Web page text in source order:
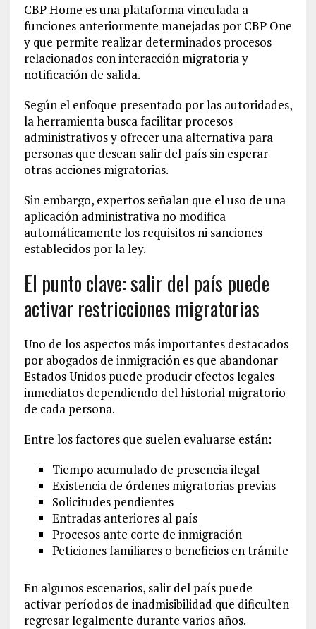
CBP Home es una plataforma vinculada a
funciones anteriormente manejadas por CBP One
y que permite realizar determinados procesos
relacionados con interacción migratoria y
notificación de salida.
Según el enfoque presentado por las autoridades,
la herramienta busca facilitar procesos
administrativos y ofrecer una alternativa para
personas que desean salir del país sin esperar
otras acciones migratorias.
Sin embargo, expertos señalan que el uso de una
aplicación administrativa no modifica
automáticamente los requisitos ni sanciones
establecidos por la ley.
El punto clave: salir del país puede
activar restricciones migratorias
Uno de los aspectos más importantes destacados
por abogados de inmigración es que abandonar
Estados Unidos puede producir efectos legales
inmediatos dependiendo del historial migratorio
de cada persona.
Entre los factores que suelen evaluarse están:
Tiempo acumulado de presencia ilegal
Existencia de órdenes migratorias previas
Solicitudes pendientes
Entradas anteriores al país
Procesos ante corte de inmigración
Peticiones familiares o beneficios en trámite
En algunos escenarios, salir del país puede
activar períodos de inadmisibilidad que dificulten
regresar legalmente durante varios años.